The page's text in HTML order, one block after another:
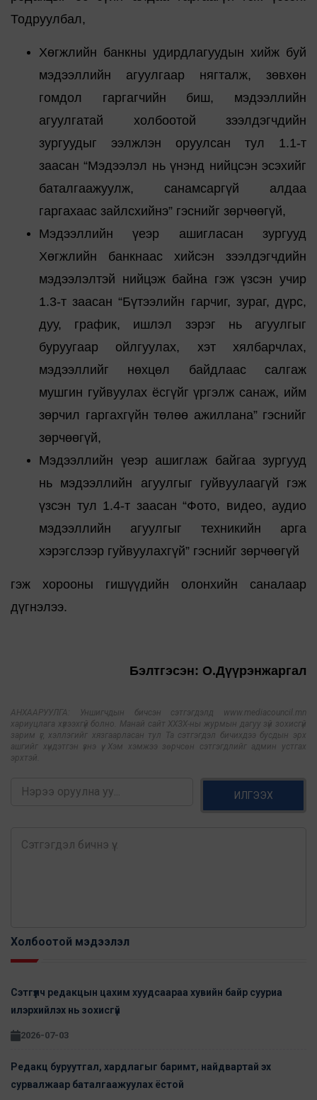
Тодруулбал,
Хөгжлийн банкны удирдлагуудын хийж буй
мэдээллийн агуулгаар нягталж, зөвхөн
гомдол гаргагчийн биш, мэдээллийн
агуулгатай холбоотой зээлдэгчдийн
зургуудыг ээлжлэн оруулсан тул 1.1-т
заасан “Мэдээлэл нь үнэнд нийцсэн эсэхийг
баталгаажуулж, санамсаргүй алдаа
гаргахаас зайлсхийнэ” гэснийг зөрчөөгүй,
Мэдээллийн үеэр ашигласан зургууд
Хөгжлийн банкнаас хийсэн зээлдэгчдийн
мэдээлэлтэй нийцэж байна гэж үзсэн учир
1.3-т заасан “Бүтээлийн гарчиг, зураг, дүрс,
дуу, график, ишлэл зэрэг нь агуулгыг
буруугаар ойлгуулах, хэт хялбарчлах,
мэдээллийг нөхцөл байдлаас салгаж
мушгин гуйвуулах ёсгүйг үргэлж санаж, ийм
зөрчил гаргахгүйн төлөө ажиллана” гэснийг
зөрчөөгүй,
Мэдээллийн үеэр ашиглаж байгаа зургууд
нь мэдээллийн агуулгыг гуйвуулаагүй гэж
үзсэн тул 1.4-т заасан “Фото, видео, аудио
мэдээллийн агуулгыг техникийн арга
хэрэгслээр гуйвуулахгүй” гэснийг зөрчөөгүй
гэж хорооны гишүүдийн олонхийн саналаар
дүгнэлээ.
Бэлтгэсэн: О.Дүүрэнжаргал
АНХААРУУЛГА: Уншигчдын бичсэн сэтгэгдэлд www.mediacouncil.mn
хариуцлага хүлээхгүй болно. Манай сайт ХХЗХ-ны журмын дагуу зүй зохисгүй
зарим үг, хэллэгийг хязгаарласан тул Та сэтгэгдэл бичихдээ бусдын эрх
ашгийг хүндэтгэн үзнэ үү. Хэм хэмжээ зөрчсөн сэтгэгдлийг админ устгах
эрхтэй.
ИЛГЭЭХ
Холбоотой мэдээлэл
Сэтгүүлч редакцын цахим хуудсаараа хувийн байр сууриа
илэрхийлэх нь зохисгүй
2026-07-03
Редакц буруутгал, хардлагыг баримт, найдвартай эх
сурвалжаар баталгаажуулах ёстой